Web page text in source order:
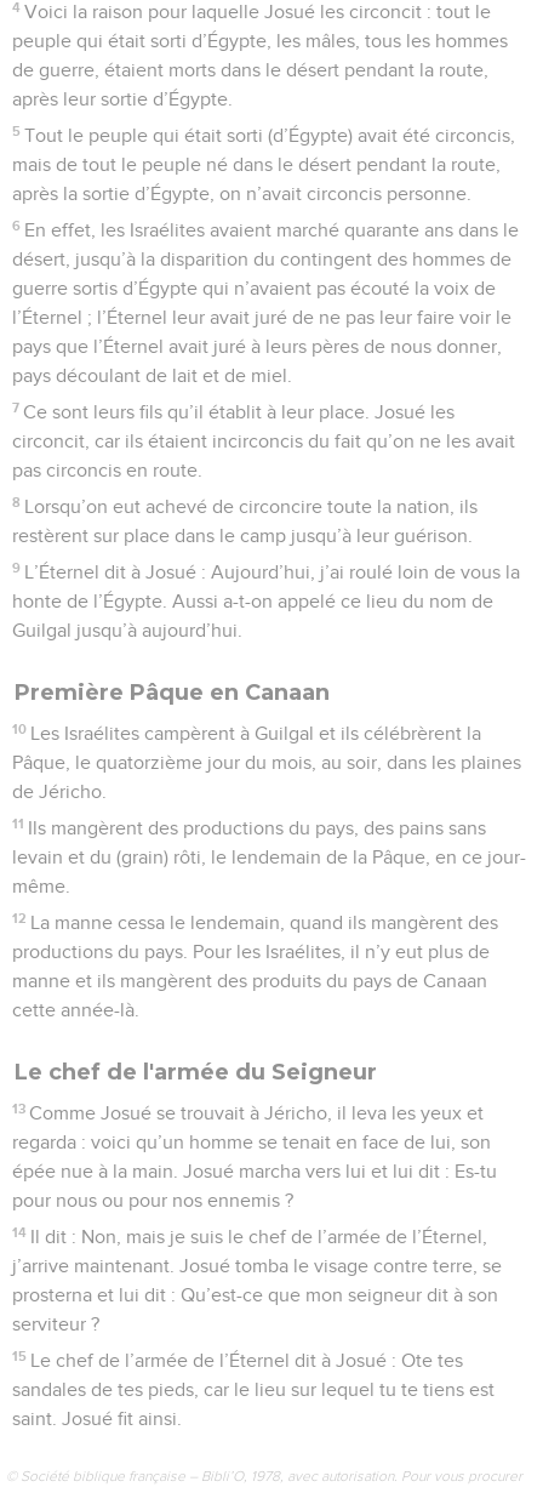
4 Voici la raison pour laquelle Josué les circoncit : tout le
peuple qui était sorti d’Égypte, les mâles, tous les hommes
de guerre, étaient morts dans le désert pendant la route,
après leur sortie d’Égypte.
5 Tout le peuple qui était sorti (d’Égypte) avait été circoncis,
mais de tout le peuple né dans le désert pendant la route,
après la sortie d’Égypte, on n’avait circoncis personne.
6 En effet, les Israélites avaient marché quarante ans dans le
désert, jusqu’à la disparition du contingent des hommes de
guerre sortis d’Égypte qui n’avaient pas écouté la voix de
l’Éternel ; l’Éternel leur avait juré de ne pas leur faire voir le
pays que l’Éternel avait juré à leurs pères de nous donner,
pays découlant de lait et de miel.
7 Ce sont leurs fils qu’il établit à leur place. Josué les
circoncit, car ils étaient incirconcis du fait qu’on ne les avait
pas circoncis en route.
8 Lorsqu’on eut achevé de circoncire toute la nation, ils
restèrent sur place dans le camp jusqu’à leur guérison.
9 L’Éternel dit à Josué : Aujourd’hui, j’ai roulé loin de vous la
honte de l’Égypte. Aussi a-t-on appelé ce lieu du nom de
Guilgal jusqu’à aujourd’hui.
Première Pâque en Canaan
10 Les Israélites campèrent à Guilgal et ils célébrèrent la
Pâque, le quatorzième jour du mois, au soir, dans les plaines
de Jéricho.
11 Ils mangèrent des productions du pays, des pains sans
levain et du (grain) rôti, le lendemain de la Pâque, en ce jour-
même.
12 La manne cessa le lendemain, quand ils mangèrent des
productions du pays. Pour les Israélites, il n’y eut plus de
manne et ils mangèrent des produits du pays de Canaan
cette année-là.
Le chef de l'armée du Seigneur
13 Comme Josué se trouvait à Jéricho, il leva les yeux et
regarda : voici qu’un homme se tenait en face de lui, son
épée nue à la main. Josué marcha vers lui et lui dit : Es-tu
pour nous ou pour nos ennemis ?
14 Il dit : Non, mais je suis le chef de l’armée de l’Éternel,
j’arrive maintenant. Josué tomba le visage contre terre, se
prosterna et lui dit : Qu’est-ce que mon seigneur dit à son
serviteur ?
15 Le chef de l’armée de l’Éternel dit à Josué : Ote tes
sandales de tes pieds, car le lieu sur lequel tu te tiens est
saint. Josué fit ainsi.
© Société biblique française – Bibli’O, 1978, avec autorisation. Pour vous procurer